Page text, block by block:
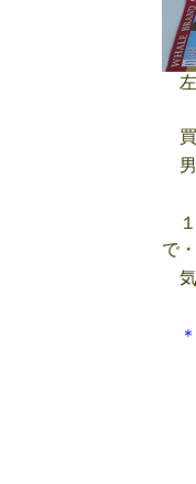
左
買
男
１
で
気
感
バ
チ
チ